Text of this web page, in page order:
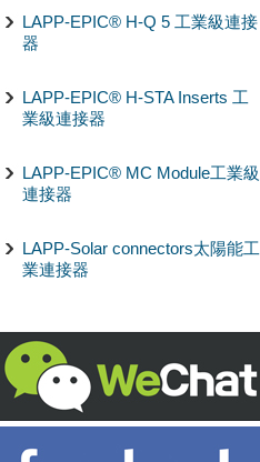
LAPP-EPIC® H-Q 5 工業級連接
器
LAPP-EPIC® H-STA Inserts 工
業級連接器
LAPP-EPIC® MC Module工業級
連接器
LAPP-Solar connectors太陽能工
業連接器